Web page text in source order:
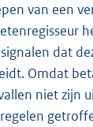
van een
dat
Omdat
niet zijn